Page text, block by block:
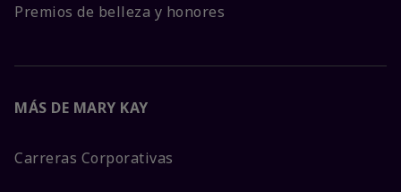
Premios de belleza y honores
MÁS DE MARY KAY
Carreras Corporativas